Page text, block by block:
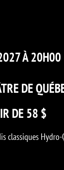
À 20H00
DE
DE 58 $
classiques Hydro-